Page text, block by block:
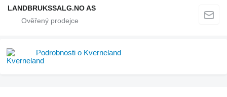
LANDBRUKSSALG.NO AS
Podrobnosti o Kverneland